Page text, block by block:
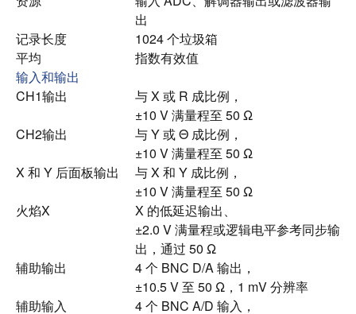
出
记录长度
1024 个垃圾箱
平均
指数有效值
输入和输出
CH1输出
与 X 或 R 成比例，
±10 V 满量程至 50 Ω
CH2输出
与 Y 或 Θ 成比例，
±10 V 满量程至 50 Ω
X 和 Y 后面板输出
与 X 和 Y 成比例，
±10 V 满量程至 50 Ω
火焰X
X 的低延迟输出、
±2.0 V 满量程或逻辑电平参考同步输
出，通过 50 Ω
辅助输出
4 个 BNC D/A 输出，
±10.5 V 至 50 Ω，1 mV 分辨率
辅助输入
4 个 BNC A/D 输入，